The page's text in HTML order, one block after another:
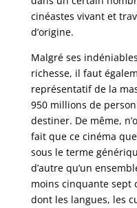
cinéastes vivant et
d’origine.
Malgré ses
richesse, il faut
représentatif de la
950 millions de
destiner. De même,
fait que ce cinéma
sous le terme
d’autre qu’un
moins cinquante sept
dont les langues, les